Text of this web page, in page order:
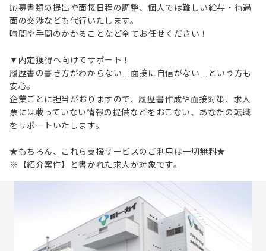
応募書類の提出や面接日程の調整、個人では難しい給与・待遇
面の交渉なども代行いたします。
時間や手間のかかることなど全てお任せください！
▼内定獲得へ向けてサポート！
履歴書の書き方がわからない…面接に自信がない…という方も
安心。
企業ごとに担当がおりますので、履歴書作成や面接対策、求人
票には載っていない情報の提供などをおこない、あなたの転職
をサポートいたします。
★もちろん、これら支援サービスのご利用は一切無料★
※【紹介案件】と書かれた求人が対象です。